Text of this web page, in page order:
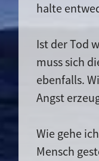
halte
Ist der Tod
muss sich
ebenfalls.
Angst
Wie gehe
Mensch